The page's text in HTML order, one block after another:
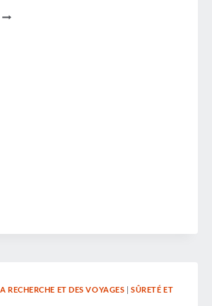
RECHERCHE ET DES VOYAGES |SÛRETÉ ET